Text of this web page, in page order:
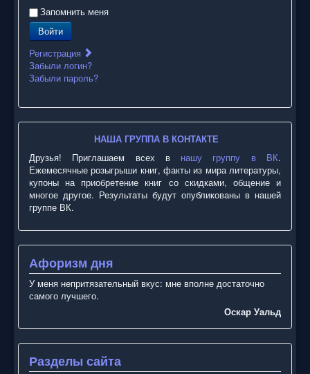
Запомнить меня
Войти
Регистрация
Забыли логин?
Забыли пароль?
НАША ГРУППА В КОНТАКТЕ
Друзья! Приглашаем всех в нашу группу в ВК.
Ежемесячные розыгрыши книг, факты из мира литературы,
купоны на приобретение книг со скидками, общение и
многое другое. Результаты будут опубликованы в нашей
группе ВК.
Афоризм дня
У меня непритязательный вкус: мне вполне достаточно
самого лучшего.
Оскар Уальд
Разделы сайта